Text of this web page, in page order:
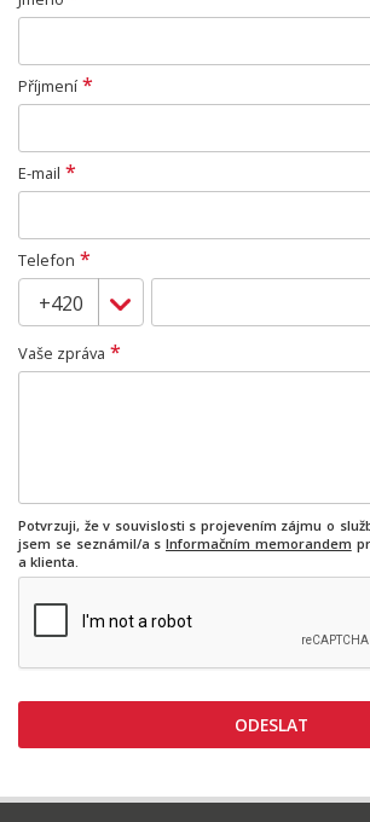
Příjmení *
E-mail *
Telefon *
Vaše zpráva *
Potvrzuji, že v souvislosti s projevením zájmu o
jsem se seznámil/a s Informačním memorandem
a klienta.